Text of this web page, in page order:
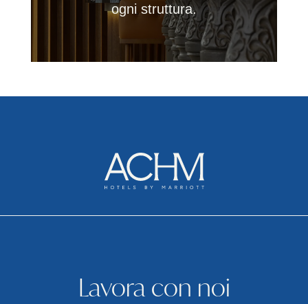
ogni struttura.
Lavora con noi